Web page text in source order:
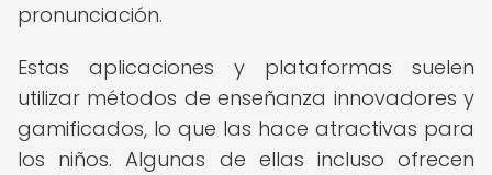
pronunciación.
Estas aplicaciones y plataformas suelen
utilizar métodos de enseñanza innovadores y
gamificados, lo que las hace atractivas para
los niños. Algunas de ellas incluso ofrecen